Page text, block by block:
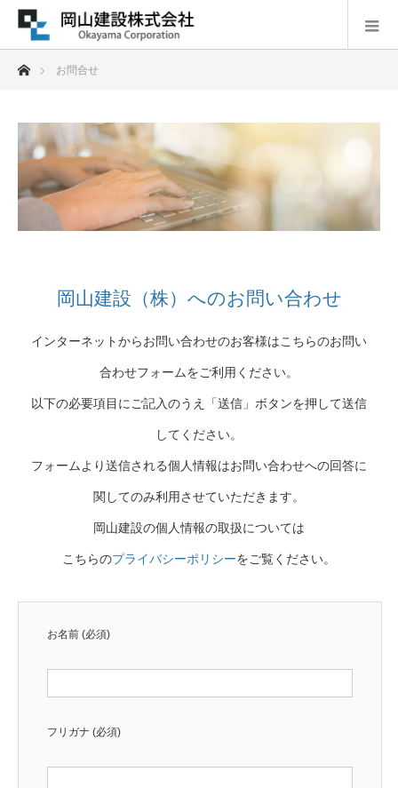
ホームお問合せ
岡山建設（株）へのお問い合わせ
インターネットからお問い合わせのお客様はこちらのお問い
合わせフォームをご利用ください。
以下の必要項目にご記入のうえ「送信」ボタンを押して送信
してください。
フォームより送信される個人情報はお問い合わせへの回答に
関してのみ利用させていただきます。
岡山建設の個人情報の取扱については
こちらのプライバシーポリシーをご覧ください。
お名前 (必須)
フリガナ (必須)